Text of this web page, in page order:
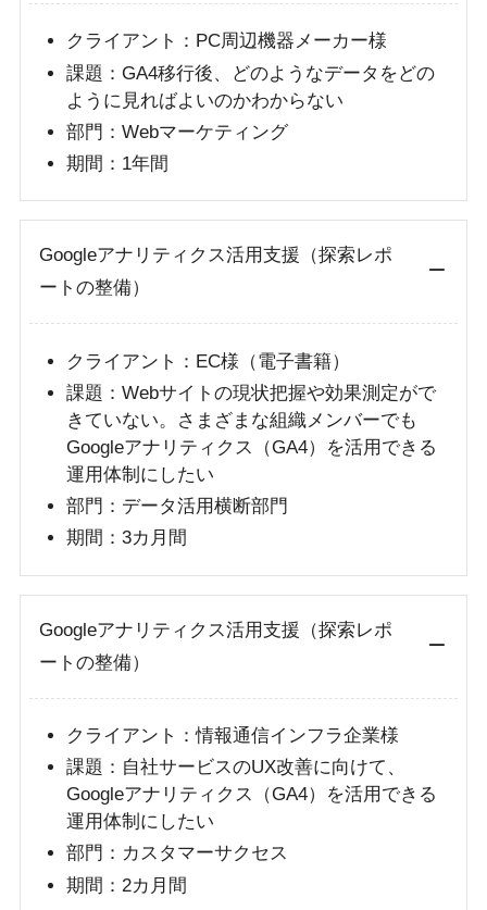
クライアント：PC周辺機器メーカー様
課題：GA4移行後、どのようなデータをどの
ように見ればよいのかわからない
部門：Webマーケティング
期間：1年間
Googleアナリティクス活用支援（探索レポ
ートの整備）
クライアント：EC様（電子書籍）
課題：Webサイトの現状把握や効果測定がで
きていない。さまざまな組織メンバーでも
Googleアナリティクス（GA4）を活用できる
運用体制にしたい
部門：データ活用横断部門
期間：3カ月間
Googleアナリティクス活用支援（探索レポ
ートの整備）
クライアント：情報通信インフラ企業様
課題：自社サービスのUX改善に向けて、
Googleアナリティクス（GA4）を活用できる
運用体制にしたい
部門：カスタマーサクセス
期間：2カ月間